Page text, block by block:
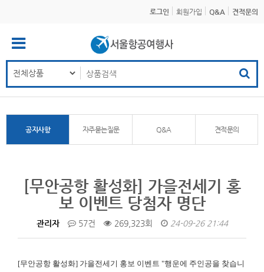
로그인 회원가입 Q&A 견적문의
공지사항 자주묻는질문 Q&A 견적문의
[무안공항 활성화] 가을전세기 홍
보 이벤트 당첨자 명단
관리자 57건 269,323회 24-09-26 21:44
[무안공항 활성화] 가을전세기 홍보 이벤트 "행운에 주인공을 찾습니